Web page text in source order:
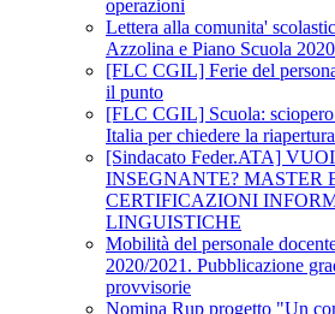
operazioni
Lettera alla comunita'
Azzolina e Piano Scuola
[FLC CGIL] Ferie del
il punto
[FLC CGIL] Scuola:
Italia per chiedere la
[Sindacato Feder.ATA]
INSEGNANTE? MASTER
CERTIFICAZIONI
LINGUISTICHE
Mobilità del personale
2020/2021. Pubblicazione
provvisorie
Nomina Rup progetto "Un